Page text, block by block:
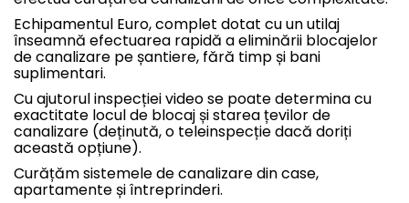
Echipamentul Euro, complet dotat cu un utilaj
înseamnă efectuarea rapidă a eliminării blocajelor
de canalizare pe șantiere, fără timp și bani
suplimentari.
Cu ajutorul inspecției video se poate determina cu
exactitate locul de blocaj și starea țevilor de
canalizare (deținută, o teleinspecție dacă doriți
această opțiune).
Curățăm sistemele de canalizare din case,
apartamente și întreprinderi.